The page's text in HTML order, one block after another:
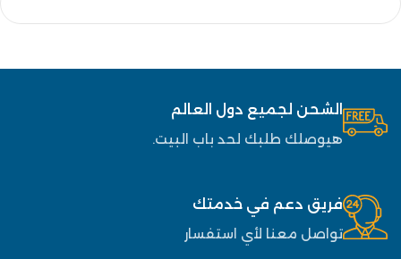
الشحن لجميع دول العالم
هيوصلك طلبك لحد باب البيت.
فريق دعم في خدمتك
تواصل معنا لأي استفسار